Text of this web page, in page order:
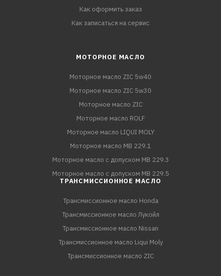
Как оформить заказ
Как записаться на сервис
МОТОРНОЕ МАСЛО
Моторное масло ZIC 5w40
Моторное масло ZIC 5w30
Моторное масло ZIC
Моторное масло ROLF
Моторное масло LIQUI MOLY
Моторное масло MB 229.1
Моторное масло с допуском MB 229.3
Моторное масло с допуском MB 229.5
ТРАНСМИССИОННОЕ МАСЛО
Трансмиссионное масло Honda
Трансмиссионное масло Лукойл
Трансмиссионное масло Nissan
Трансмиссионное масло Liqui Moly
Трансмиссионное масло ZIC